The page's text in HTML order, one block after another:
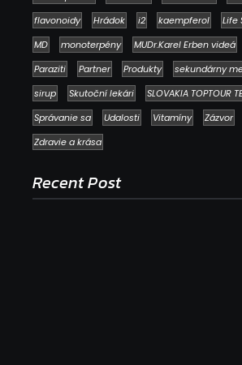
flavonoidy
Hrádok i2 kaempferol Life
MD
monoterpény MUDr.Karel Erben videá
Paraziti
Partner Produkty
sekundárny
sirup
Skutoční lekári
SLOVAKIA TOPTOUR
Správanie sa
Udalosti Vitamíny Zázvor
Zdravie a krása
Recent Post